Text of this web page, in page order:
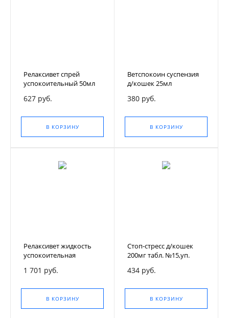
Релаксивет спрей
успокоительный 50мл
627 руб.
В КОРЗИНУ
Ветспокоин суспензия
д/кошек 25мл
380 руб.
В КОРЗИНУ
Релаксивет жидкость
успокоительная
1 701 руб.
В КОРЗИНУ
Стоп-стресс д/кошек
200мг табл. №15,уп.
434 руб.
В КОРЗИНУ